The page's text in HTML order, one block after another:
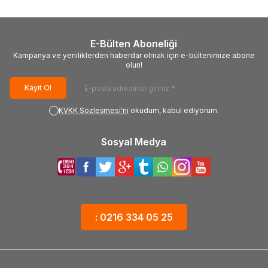
UE43KU7000, CY-
GK043HGAV2V, CY-
UE49NU7300U,
UE49RU7100U,
UE49RU7300U
E-Bülten Aboneliği
Kampanya ve yeniliklerden haberdar olmak için e-bültenimize abone
olun!
Kayıt Ol
KVKK Sözleşmesi'ni okudum, kabul ediyorum.
Sosyal Medya
: 0216 334 05 25